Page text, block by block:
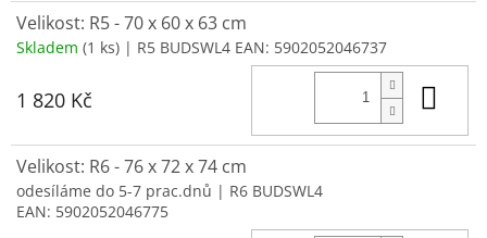
Velikost: R5 - 70 x 60 x 63 cm
Skladem (1 ks) | R5 BUDSWL4 EAN: 5902052046737
1 820 Kč
Velikost: R6 - 76 x 72 x 74 cm
odesíláme do 5-7 prac.dnů | R6 BUDSWL4
EAN: 5902052046775